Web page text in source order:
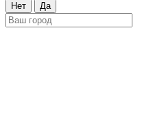
Нет Да